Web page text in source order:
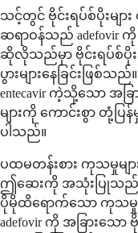
သင့်တွင် ဗိုင်းရပ်စ်ပိုးမျာ
ဆရာဝန်သည် adefovir ကို
ဆိုလိုသည်မှာ ဗိုင်းရပ်စ်
ပွားများနေခြင်းဖြ
entecavir ကဲ့သို့သော အ
များကို ကောင်းစွာ တုံ့
ပါသည်။
ပထမတန်းစား ကုသမှုမ
ဤဆေးကို အသုံးပြုသည်။
ပိုမိုထိရောက်သော ကုသ
adefovir ကို အခြားသော